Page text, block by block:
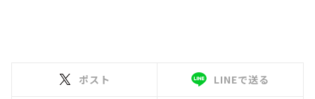
ポスト LINEで送る